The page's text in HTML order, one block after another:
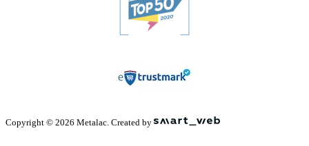
Copyright © 2026 Metalac. Created by